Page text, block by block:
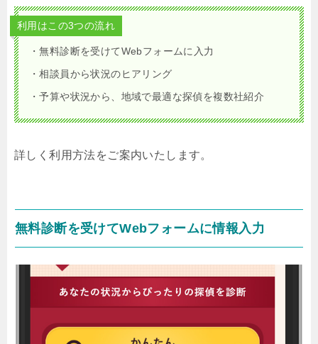
利用はこの3つの流れ
・無料診断を受けてWebフォームに入力
・相談員から状況のヒアリング
・予算や状況から、地域で最適な探偵を複数社紹介
詳しく利用方法をご案内いたします。
無料診断を受けてWebフォームに情報入力